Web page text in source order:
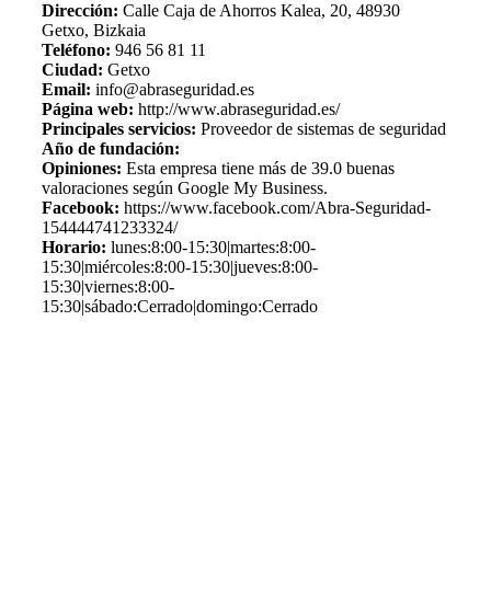
Dirección: Calle Caja de Ahorros Kalea, 20, 48930
Getxo, Bizkaia
Teléfono: 946 56 81 11
Ciudad: Getxo
Email: info@abraseguridad.es
Página web: http://www.abraseguridad.es/
Principales servicios: Proveedor de sistemas de seguridad
Año de fundación:
Opiniones: Esta empresa tiene más de 39.0 buenas
valoraciones según Google My Business.
Facebook: https://www.facebook.com/Abra-Seguridad-
154444741233324/
Horario: lunes:8:00-15:30|martes:8:00-
15:30|miércoles:8:00-15:30|jueves:8:00-
15:30|viernes:8:00-
15:30|sábado:Cerrado|domingo:Cerrado